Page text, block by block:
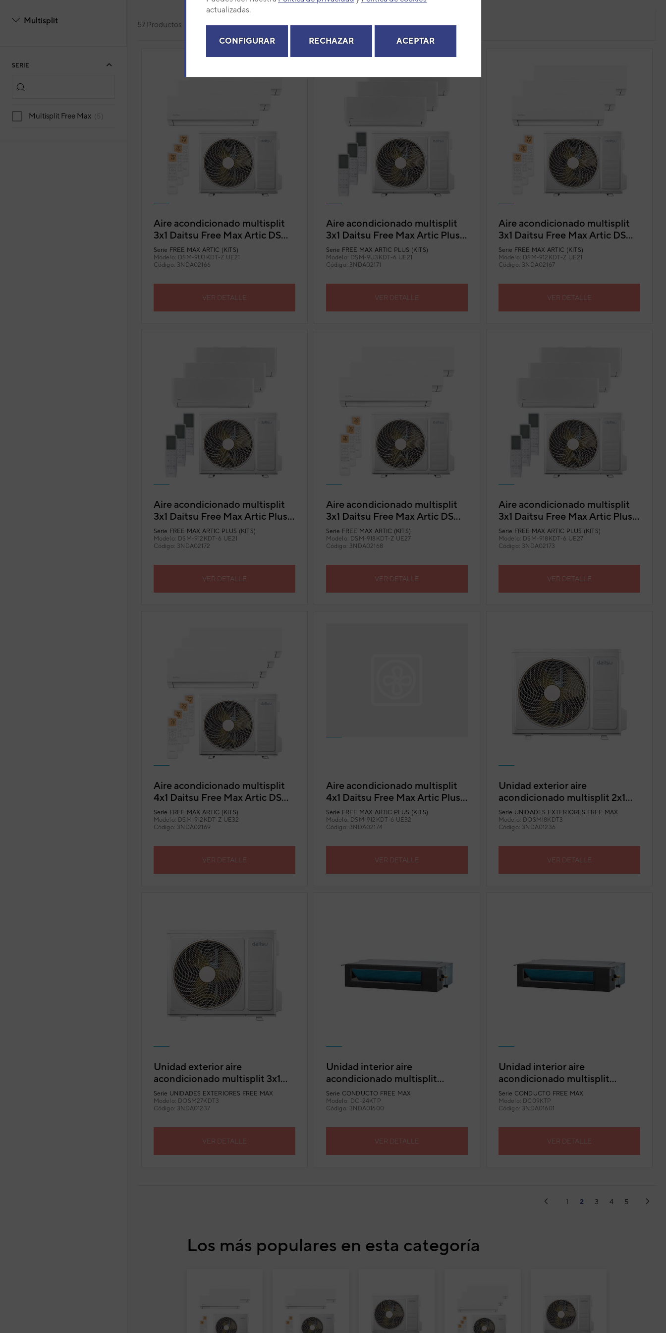
actualizadas.
CONFIGURAR RECHAZAR ACEPTAR
Multisplit
SERIE
Multisplit Free Max (5)
57 Productos Ordenar por Relevancia
Aire acondicionado multisplit
3x1 Daitsu Free Max Artic DSM-
9U3KDT-Z UE21
Serie FREE MAX ARTIC (KITS)
Modelo: DSM-9U3KDT-Z UE21
Código: 3NDA02166
VER DETALLE
Aire acondicionado multisplit
3x1 Daitsu Free Max Artic Plus
DSM-9U3KDT-6 UE21
Serie FREE MAX ARTIC PLUS (KITS)
Modelo: DSM-9U3KDT-6 UE21
Código: 3NDA02171
VER DETALLE
Aire acondicionado multisplit
3x1 Daitsu Free Max Artic DSM-
912KDT-Z UE21
Serie FREE MAX ARTIC (KITS)
Modelo: DSM-912KDT-Z UE21
Código: 3NDA02167
VER DETALLE
Aire acondicionado multisplit
3x1 Daitsu Free Max Artic Plus
DSM-912KDT-6 UE21
Serie FREE MAX ARTIC PLUS (KITS)
Modelo: DSM-912KDT-6 UE21
Código: 3NDA02172
VER DETALLE
Aire acondicionado multisplit
3x1 Daitsu Free Max Artic DSM-
918KDT-Z UE27
Serie FREE MAX ARTIC (KITS)
Modelo: DSM-918KDT-Z UE27
Código: 3NDA02168
VER DETALLE
Aire acondicionado multisplit
3x1 Daitsu Free Max Artic Plus
DSM-918KDT-6 UE27
Serie FREE MAX ARTIC PLUS (KITS)
Modelo: DSM-918KDT-6 UE27
Código: 3NDA02173
VER DETALLE
Aire acondicionado multisplit
4x1 Daitsu Free Max Artic DSM-
912KDT-Z UE32
Serie FREE MAX ARTIC (KITS)
Modelo: DSM-912KDT-Z UE32
Código: 3NDA02169
VER DETALLE
Aire acondicionado multisplit
4x1 Daitsu Free Max Artic Plus
DSM-912KDT-6 UE32
Serie FREE MAX ARTIC PLUS (KITS)
Modelo: DSM-912KDT-6 UE32
Código: 3NDA02174
VER DETALLE
Unidad exterior aire
acondicionado multisplit 2x1
Daitsu Free Max DOSM-
18KDT-3
Serie UNIDADES EXTERIORES FREE MAX
Modelo: DOSM18KDT3
Código: 3NDA01236
VER DETALLE
Unidad exterior aire
acondicionado multisplit 3x1
Daitsu Free Max DOSM-
27KDT-3
Serie UNIDADES EXTERIORES FREE MAX
Modelo: DOSM27KDT3
Código: 3NDA01237
VER DETALLE
Unidad interior aire
acondicionado multisplit
conductos Daitsu Free Max
DC-24KTP
Serie CONDUCTO FREE MAX
Modelo: DC-24KTP
Código: 3NDA01600
VER DETALLE
Unidad interior aire
acondicionado multisplit
conductos Daitsu Free Max
DC-9KTP
Serie CONDUCTO FREE MAX
Modelo: DC09KTP
Código: 3NDA01601
VER DETALLE
1 2 (current)
3 4 5
Los más populares en esta categoría